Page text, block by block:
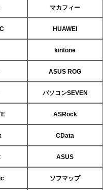
マカフィー
HUAWEI
kintone
ASUS ROG
パソコンSEVEN
ASRock
CData
ASUS
ソフマップ